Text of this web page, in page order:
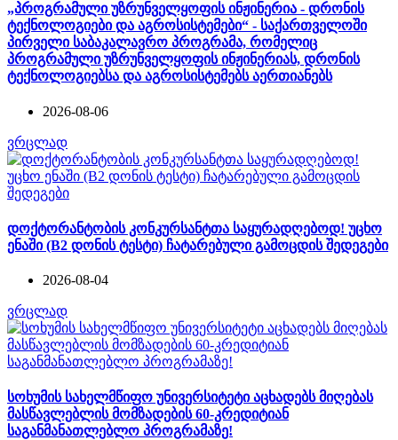
„პროგრამული უზრუნველყოფის ინჟინერია - დრონის
ტექნოლოგიები და აგროსისტემები“ - საქართველოში
პირველი საბაკალავრო პროგრამა, რომელიც
პროგრამული უზრუნველყოფის ინჟინერიას, დრონის
ტექნოლოგიებსა და აგროსისტემებს აერთიანებს
2026-08-06
ვრცლად
დოქტორანტობის კონკურსანტთა საყურადღებოდ! უცხო
ენაში (B2 დონის ტესტი) ჩატარებული გამოცდის შედეგები
2026-08-04
ვრცლად
სოხუმის სახელმწიფო უნივერსიტეტი აცხადებს მიღებას
მასწავლებლის მომზადების 60-კრედიტიან
საგანმანათლებლო პროგრამაზე!